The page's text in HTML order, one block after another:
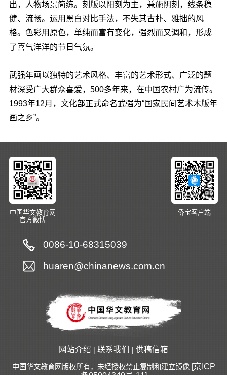
出，人物场景简练。刻版以阳刻为主，兼施阴刻，线条稳
健、流畅。运用黑白对比手法，不失其古朴、雅拙的风
格。色彩用原色，单纯而富有变化，强烈而又调和，形成
了喜气洋洋的节日气氛。
武强年画以独特的艺术风格、丰富的艺术形式、广泛的题
材深受广大群众喜爱，500多年来，在中国农村广为流传。
1993年12月，文化部正式命名武强为“国家民间艺术木版年
画之乡”。
中国华文教育网
官方微博
侨宝客户端
0086-10-68315039
huaren@chinanews.com.cn
网站介绍 | 联系我们 | 供稿信箱
中国华文教育网版权所有，未经授权禁止复制和建立镜像 [京ICP